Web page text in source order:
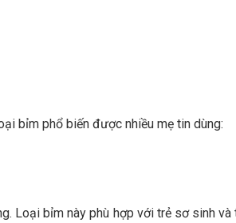
bỉm phổ biến được nhiều mẹ tin dùng:
Loại bỉm này phù hợp với trẻ sơ sinh và